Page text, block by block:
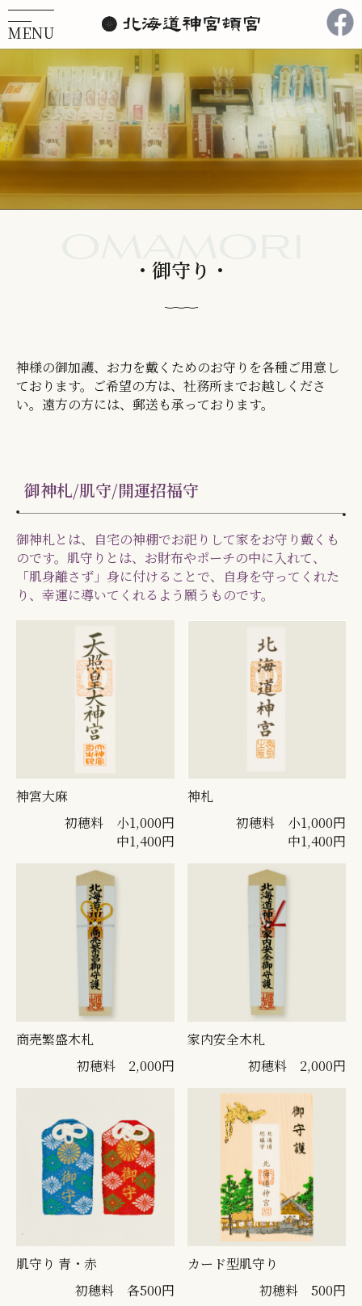
MENU
メニューを開閉する
御守り
神様の御加護、お力を戴くためのお守りを各種ご用意し
ております。ご希望の方は、社務所までお越しくださ
い。遠方の方には、郵送も承っております。
御神札/肌守/開運招福守
御神札とは、自宅の神棚でお祀りして家をお守り戴くも
のです。肌守りとは、お財布やポーチの中に入れて、
「肌身離さず」身に付けることで、自身を守ってくれた
り、幸運に導いてくれるよう願うものです。
神宮大麻
初穂料 小1,000円
中1,400円
神札
初穂料 小1,000円
中1,400円
商売繁盛木札
初穂料 2,000円
家内安全木札
初穂料 2,000円
肌守り 青・赤
初穂料 各500円
カード型肌守り
初穂料 500円